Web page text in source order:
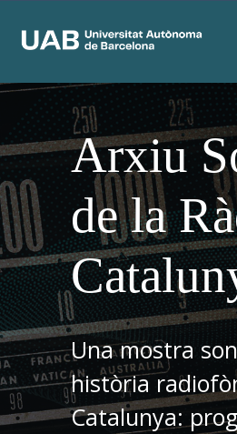
Arxiu
de la
Una mostra
història
Catalunya: